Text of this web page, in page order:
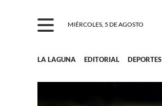
MIÉRCOLES, 5 DE AGOSTO
LA LAGUNA EDITORIAL DEPORTES